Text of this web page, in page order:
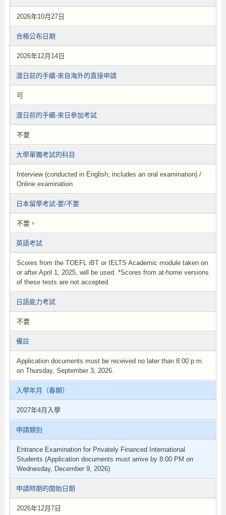
2026年10月27日
合格公布日期
2026年12月14日
渡日前的手續-來自海外的直接申請
可
渡日前的手續-來日參加考試
不要
大學單獨考試的科目
Interview (conducted in English; includes an oral examination) /
Online examination
日本留學考試-要/不要
不要。
英語考試
Scores from the TOEFL iBT or IELTS Academic module taken on
or after April 1, 2025, will be used. *Scores from at-home versions
of these tests are not accepted.
日語能力考試
不要
備註
Application documents must be received no later than 8:00 p.m.
on Thursday, September 3, 2026.
入學年月（春期）
2027年4月入學
申請類別
Entrance Examination for Privately Financed International
Students (Application documents must arrive by 8:00 PM on
Wednesday, December 9, 2026)
申請時期的開始日期
2026年12月7日